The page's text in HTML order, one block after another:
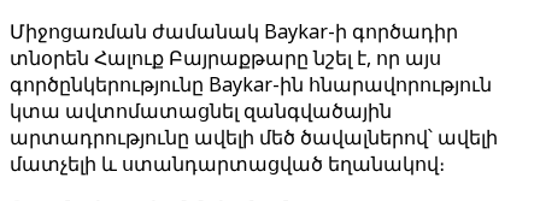
Միջոցառման ժամանակ Baykar-ի գործադիր
տնօրեն Հալուք Բայրաքթարը նշել է, որ այս
գործընկերությունը Baykar-ին հնարավորություն
կտա ավտոմատացնել զանգվածային
արտադրությունը ավելի մեծ ծավալներով՝ ավելի
մատչելի և ստանդարտացված եղանակով։